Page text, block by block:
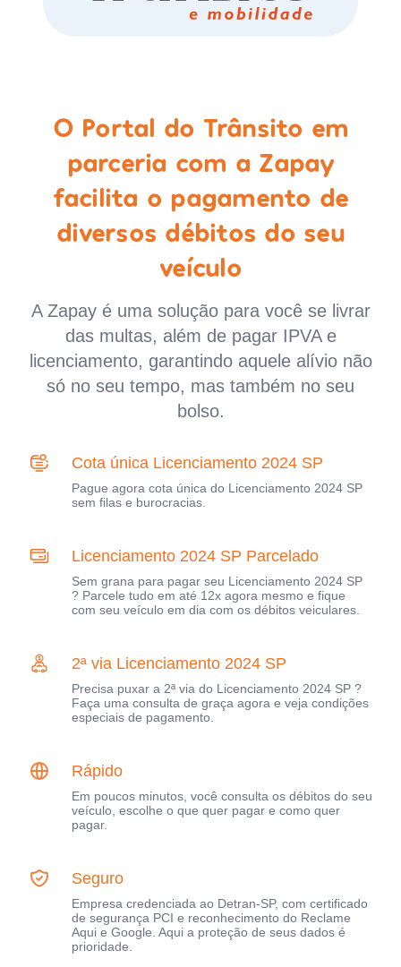
O Portal do Trânsito em
parceria com a Zapay
facilita o pagamento de
diversos débitos do seu
veículo
A Zapay é uma solução para você se livrar
das multas, além de pagar IPVA e
licenciamento, garantindo aquele alívio não
só no seu tempo, mas também no seu
bolso.
Cota única Licenciamento 2024 SP
Pague agora cota única do Licenciamento 2024 SP
sem filas e burocracias.
Licenciamento 2024 SP Parcelado
Sem grana para pagar seu Licenciamento 2024 SP
? Parcele tudo em até 12x agora mesmo e fique
com seu veículo em dia com os débitos veiculares.
2ª via Licenciamento 2024 SP
Precisa puxar a 2ª via do Licenciamento 2024 SP ?
Faça uma consulta de graça agora e veja condições
especiais de pagamento.
Rápido
Em poucos minutos, você consulta os débitos do seu
veículo, escolhe o que quer pagar e como quer
pagar.
Seguro
Empresa credenciada ao Detran-SP, com certificado
de segurança PCI e reconhecimento do Reclame
Aqui e Google. Aqui a proteção de seus dados é
prioridade.